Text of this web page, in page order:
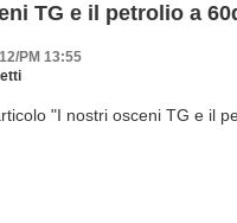
TG e il petrolio a
PM 13:55